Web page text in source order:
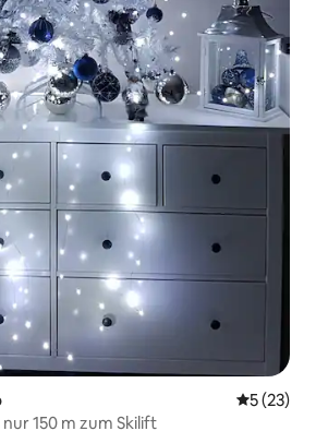
5 (23)
150 m zum Skilift